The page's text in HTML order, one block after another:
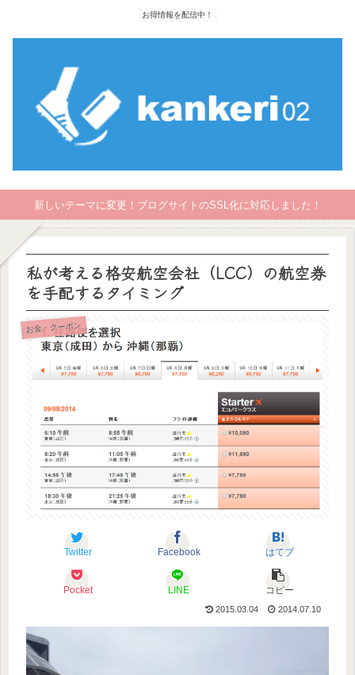
お得情報を配信中！
新しいテーマに変更！ブログサイトのSSL化に対応しました！
私が考える格安航空会社（LCC）の航空券
を手配するタイミング
お金・クーポン
Twitter Facebook はてブ
Pocket LINE コピー
2015.03.04 2014.07.10